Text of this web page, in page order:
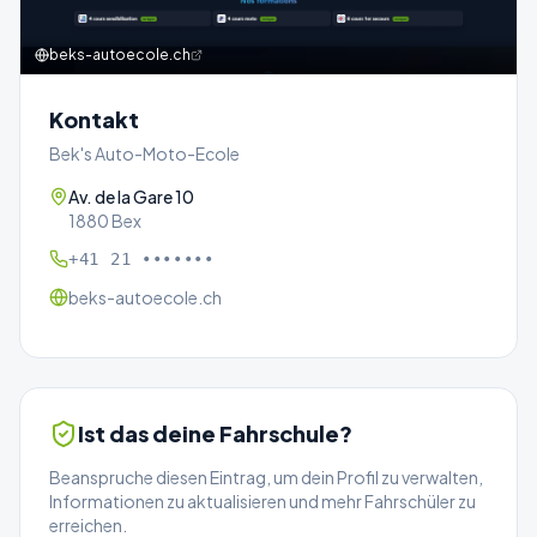
beks-autoecole.ch
Kontakt
Bek's Auto-Moto-Ecole
Av. de la Gare 10
1880 Bex
+41 21 •••••••
beks-autoecole.ch
Ist das deine Fahrschule?
Beanspruche diesen Eintrag, um dein Profil zu verwalten,
Informationen zu aktualisieren und mehr Fahrschüler zu
erreichen.